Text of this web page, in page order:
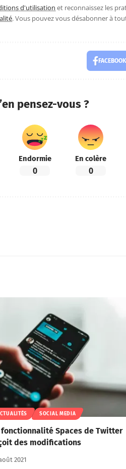
d'utilisation et reconnaissez les
. Vous pouvez vous désabonner à
FACEBOOK
pensez-vous ?
Endormie
0
En colère
0
SOCIAL MEDIA
fonctionnalité Spaces de Twitter
des modifications
2021